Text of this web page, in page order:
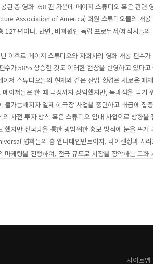
된 총 영화 758 편 가운데 메이저 스튜디오 혹은 관련
Association of America) 회원 스튜디오들의 개봉
127 편이다. 반면, 비회원인 독립 프로듀서/제작사들
이후로 메이저 스튜디오와 자회사의 영화 개봉 편수
수가 58% 상승한 것도 이러한 현상을 반영하고 있다고
이저 스튜디오들의 현재와 같은 산업 환경은 새로운 매
메이저들은 한 때 극장까지 장악했지만, 독과점을 막
불가능해지자 일제히 극장 사업을 중단하고 배급에 집
의 사전 투자 방식 혹은 스튜디오 임대 사업으로 방향
했지만 전국망을 통한 광범위한 홍보 방식에 눈을 뜨
영화들의 흥 엔터테인먼트이자, 라이센싱과 시
마케팅을 진행하여, 전국 규모로 시장을 장악하는 포
성하게 되었다.
사이트맵